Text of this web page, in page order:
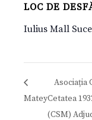
LOC DE
Iulius Mall
Matey
Asociația
Cetatea
(CSM)